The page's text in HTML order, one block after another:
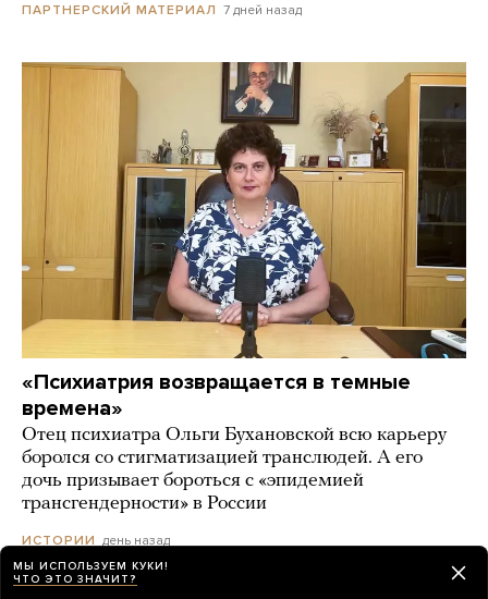
ПАРТНЕРСКИЙ МАТЕРИАЛ 7 дней назад
«Психиатрия возвращается в темные
времена»
Отец психиатра Ольги Бухановской всю карьеру
боролся со стигматизацией транслюдей. А его
дочь призывает бороться с «эпидемией
трансгендерности» в России
ИСТОРИИ день назад
МЫ ИСПОЛЬЗУЕМ КУКИ!
ЧТО ЭТО ЗНАЧИТ?